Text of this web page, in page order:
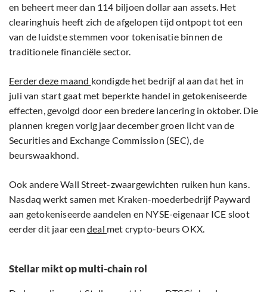
en beheert meer dan 114 biljoen dollar aan assets. Het
clearinghuis heeft zich de afgelopen tijd ontpopt tot een
van de luidste stemmen voor tokenisatie binnen de
traditionele financiële sector.
Eerder deze maand kondigde het bedrijf al aan dat het in
juli van start gaat met beperkte handel in getokeniseerde
effecten, gevolgd door een bredere lancering in oktober. Die
plannen kregen vorig jaar december groen licht van de
Securities and Exchange Commission (SEC), de
beurswaakhond.
Ook andere Wall Street-zwaargewichten ruiken hun kans.
Nasdaq werkt samen met Kraken-moederbedrijf Payward
aan getokeniseerde aandelen en NYSE-eigenaar ICE sloot
eerder dit jaar een deal met crypto-beurs OKX.
Stellar mikt op multi-chain rol